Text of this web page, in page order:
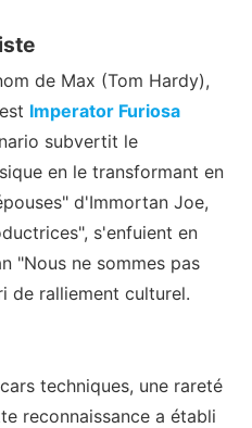
de Max (Tom Hardy),
Imperator Furiosa
subvertit le
en le transformant en
d'Immortan Joe,
s'enfuient en
"Nous ne sommes pas
de ralliement culturel.
techniques, une rareté
reconnaissance a établi